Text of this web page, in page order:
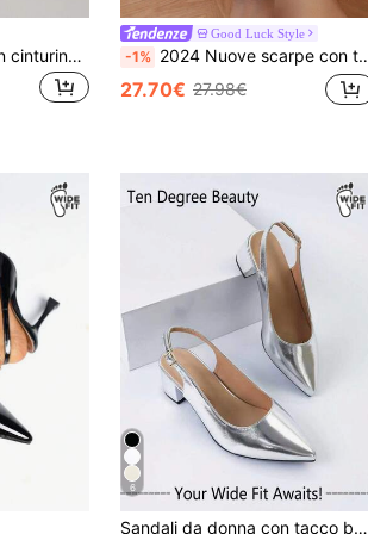
SHUZIA Décolleté con cinturino alla caviglia, versatili e di moda, adatti per uso quotidiano, con vestibilità ampia per le donne
Good Luck Style
-1% 2024 Nuove scarpe con tacco alto chunky retrò francese con punta appuntita, cinturino alla caviglia e design a stampa vuota per donne, vestibilità ampia
27.70€ 27.98€
6
Sandali da donna con tacco basso, in morbida pelle con punta affusolata, senza retro, comodi e versatili, adatti per primavera/autunno, vestibilità ampia
in Rosa Scarpe col tacco larghe da donna